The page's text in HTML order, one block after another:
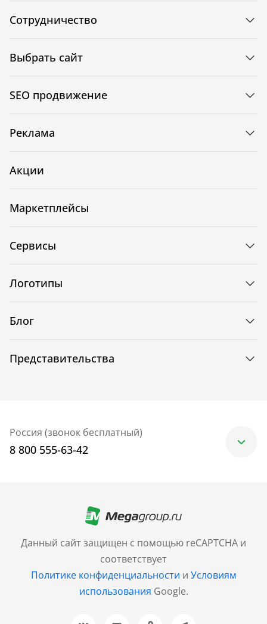
Данный сайт защищен с помощью reCAPTCHA и
соответствует
Политике конфиденциальности и Условиям
использования Google.
Сотрудничество
Выбрать сайт
SEO продвижение
Реклама
Акции
Маркетплейсы
Сервисы
Логотипы
Блог
Представительства
Россия (звонок бесплатный)
8 800 555-63-42
+7 (499) 705-30-10
Санкт-Петербург
+7 (812) 600-77-33
Барнаул
+7 (961) 999-93-93